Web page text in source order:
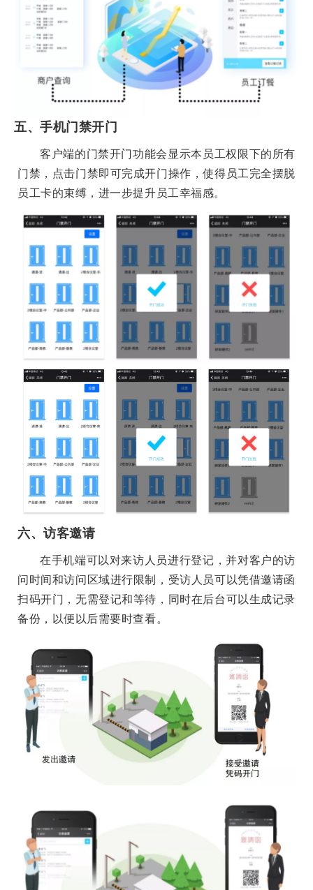
五、手机门禁开门
客户端的门禁开门功能会显示本员工权限下的所有
门禁，点击门禁即可完成开门操作，使得员工完全摆脱
员工卡的束缚，进一步提升员工幸福感。
六、访客邀请
在手机端可以对来访人员进行登记，并对客户的访
问时间和访问区域进行限制，受访人员可以凭借邀请函
扫码开门，无需登记和等待，同时在后台可以生成记录
备份，以便以后需要时查看。